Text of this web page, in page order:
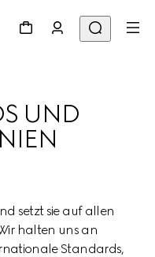
UND
setzt sie auf allen
halten uns an
Standards,